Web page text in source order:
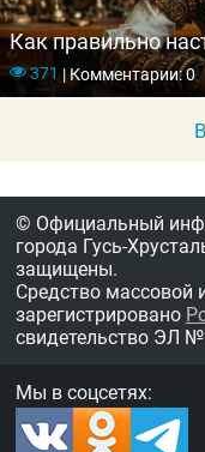
Как правильно
371|Комментарии: 0
© Официальный
города Гусь-
защищены.
Средство массовой
зарегистрировано
свидетельство ЭЛ №
Мы в соцсетях: